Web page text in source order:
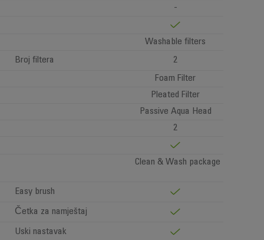
-
Washable filters
Broj filtera
2
Foam Filter
Pleated Filter
Passive Aqua Head
2
Clean & Wash package
Easy brush
Četka za namještaj
Uski nastavak